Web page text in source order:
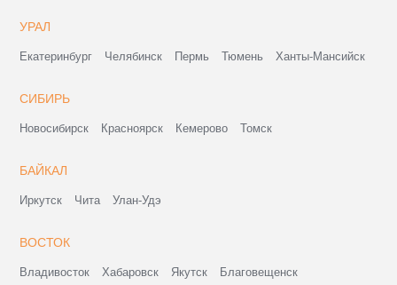
УРАЛ
Екатеринбург Челябинск Пермь Тюмень Ханты-Мансийск
СИБИРЬ
Новосибирск Красноярск Кемерово Томск
БАЙКАЛ
Иркутск Чита Улан-Удэ
ВОСТОК
Владивосток Хабаровск Якутск
Благовещенск